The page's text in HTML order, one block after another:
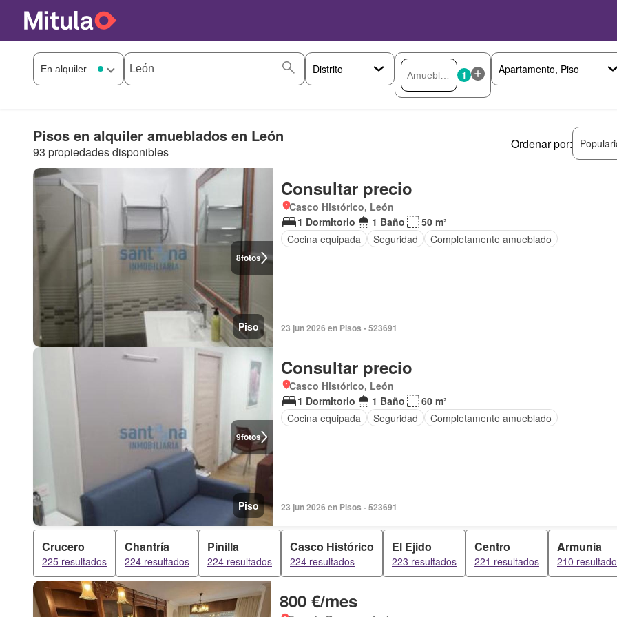
1
Pisos en alquiler amueblados en León
93 propiedades disponibles
Ordenar por:
8fotos
Piso
Consultar precio
Casco Histórico, León
1 Dormitorio
1 Baño
50 m²
Cocina equipada
Seguridad Completamente amueblado
23 jun 2026 en Pisos - 523691
9fotos
Piso
Consultar precio
Casco Histórico, León
1 Dormitorio
1 Baño
60 m²
Cocina equipada
Seguridad Completamente amueblado
23 jun 2026 en Pisos - 523691
Crucero
225 resultados
Chantría
224 resultados
Pinilla
224 resultados
Casco Histórico
224 resultados
El Ejido
223 resultados
Centro
221 resultados
Armunia
210
800 €/mes